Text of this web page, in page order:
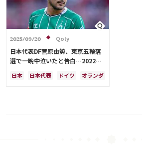
2025/09/20 Qoly
日本代表DF菅原由勢、東京五輪落
選で一晩中泣いたと告白…2022年
く「受け入れるのは難しかった」
日本 日本代表 ドイツ オランダ